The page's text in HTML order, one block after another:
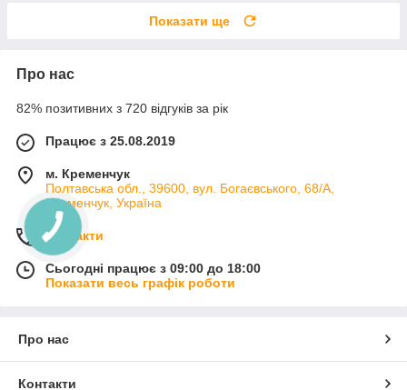
Показати ще
Про нас
82% позитивних з 720 відгуків за рік
Працює з 25.08.2019
м. Кременчук
Полтавська обл., 39600, вул. Богаєвського, 68/А,
Кременчук, Україна
Контакти
Сьогодні працює з 09:00 до 18:00
Показати весь графік роботи
Про нас
Контакти